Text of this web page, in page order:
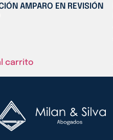
AMPARO EN REVISIÓN
carrito